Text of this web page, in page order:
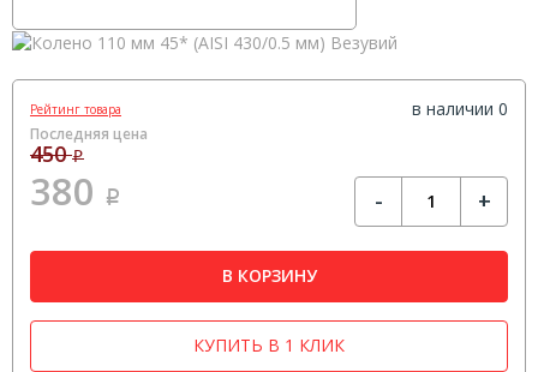
Рейтинг товара в наличии 0
Последняя цена
450Р
380 Р - +
В КОРЗИНУ
КУПИТЬ В 1 КЛИК